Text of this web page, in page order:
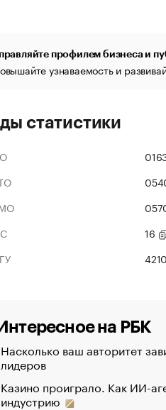
профилем бизнеса и
узнаваемость и
статистики
16
Интересное на РБК
Насколько ваш авторитет
лидеров
Казино проиграло. Как ИИ-
индустрию